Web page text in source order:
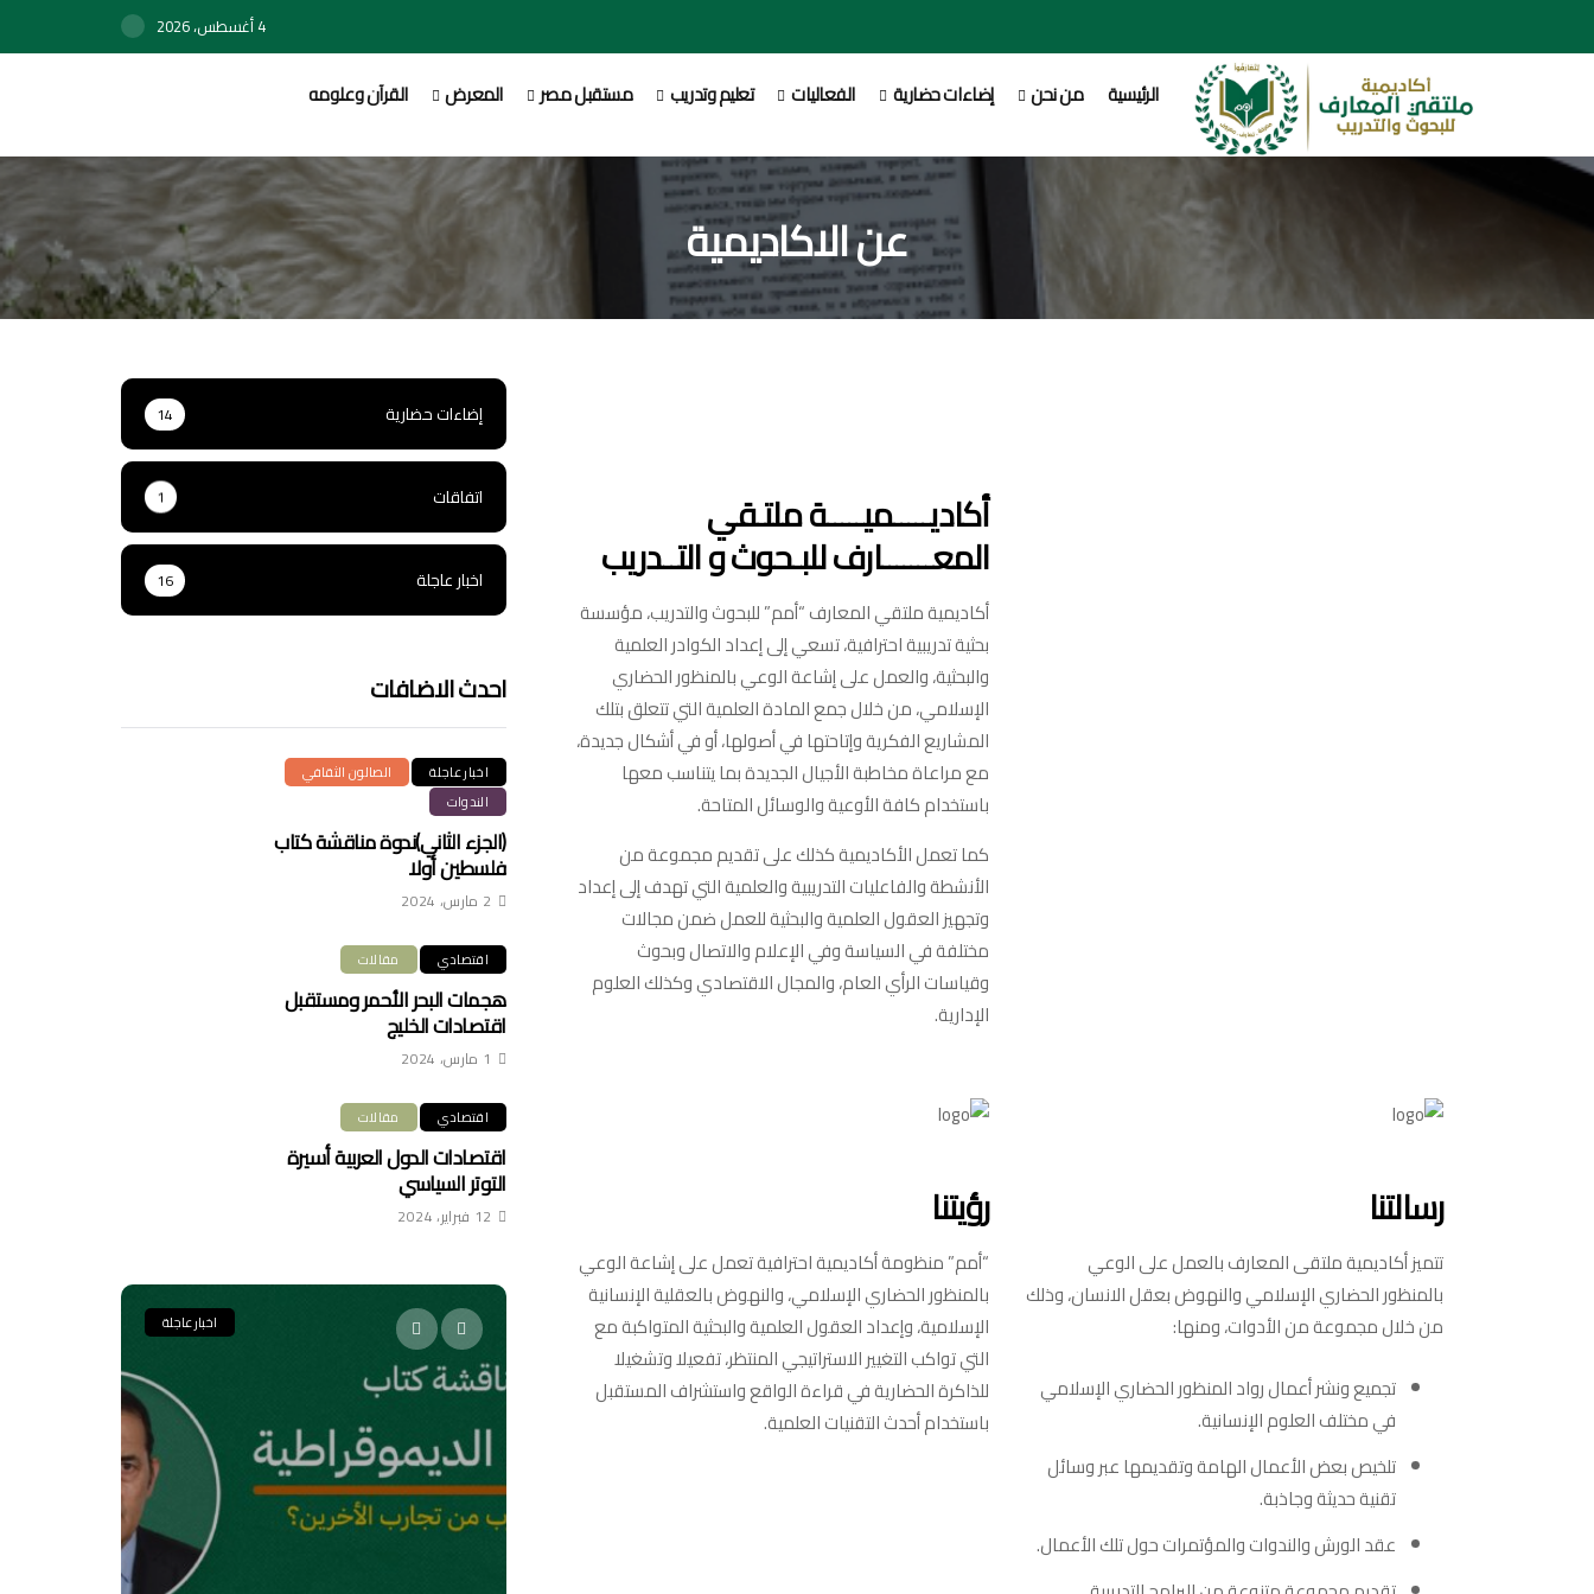
4 أغسطس، 2026
الرئيسية من نحن إضاءات حضارية الفعاليات تعليم وتدريب مستقبل مصر المعرض القرآن وعلومه
عن الاكاديمية
أكاديـــــميـــــة ملتـقي
المعـــــــارف للبـحوث و التــدريب
أكاديمية ملتقي المعارف“أمم” للبحوث والتدريب، مؤسسة
بحثية تدريبية احترافية، تسعي إلى إعداد الكوادر العلمية
والبحثية، والعمل على إشاعة الوعي بالمنظور الحضاري
الإسلامي، من خلال جمع المادة العلمية التي تتعلق بتلك
المشاريع الفكرية وإتاحتها في أصولها، أو في أشكال جديدة،
مع مراعاة مخاطبة الأجيال الجديدة بما يتناسب معها
باستخدام كافة الأوعية والوسائل المتاحة.
كما تعمل الأكاديمية كذلك على تقديم مجموعة من
الأنشطة والفاعليات التدريبية والعلمية التي تهدف إلى إعداد
وتجهيز العقول العلمية والبحثية للعمل ضمن مجالات
مختلفة في السياسة وفي الإعلام والاتصال وبحوث
وقياسات الرأي العام، والمجال الاقتصادي وكذلك العلوم
الإدارية.
رؤيتنا
“أمم” منظومة أكاديمية احترافية تعمل على إشاعة الوعي
بالمنظور الحضاري الإسلامي، والنهوض بالعقلية الإنسانية
الإسلامية، وإعداد العقول العلمية والبحثية المتواكبة مع
التي تواكب التغيير الاستراتيجي المنتظر، تفعيلا وتشغيلا
للذاكرة الحضارية في قراءة الواقع واستشراف المستقبل
باستخدام أحدث التقنيات العلمية.
رسالتنا
تتميز أكاديمية ملتقى المعارف بالعمل على الوعي
بالمنظور الحضاري الإسلامي والنهوض بعقل الانسان، وذلك
من خلال مجموعة من الأدوات، ومنها:
تجميع ونشر أعمال رواد المنظور الحضاري الإسلامي
في مختلف العلوم الإنسانية.
تلخيص بعض الأعمال الهامة وتقديمها عبر وسائل
تقنية حديثة وجاذبة.
عقد الورش والندوات والمؤتمرات حول تلك الأعمال.
إضاءات حضارية 14
اتفاقات 1
اخبار عاجلة 16
احدث الاضافات
اخبار عاجلة
الصالون الثقافي
الندوات
(الجزء الثاني)ندوة مناقشة كتاب
فلسطين أولا
2 مارس، 2024
اقتصادي مقالات
هجمات البحر الأحمر ومستقبل
اقتصادات الخليج
1 مارس، 2024
اقتصادي مقالات
اقتصادات الدول العربية أسيرة
التوتر السياسي
12 فبراير، 2024
اخبار عاجلة اقتصادي كتب وملخصات اخبار عاجلة